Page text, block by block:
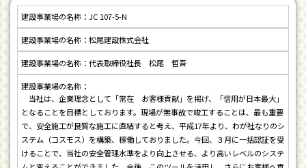
JC 107-5-N
松尾建設株式会社
代表取締役社長 松尾 哲吾
当社は、企業理念として「常在 お客様貢献」を掲げ、「信用が日本最大」
となることを目標としております。現場が無事故で竣工することは、最も重要
で、安全施工が良質な施工に直結すると考え、平成17年より、わが社なりのシ
ステム（コスモス）を構築、稼働しておりました。今回、３月に一括認証を受
けることで、当社の安全管理水準をより向上させる、より高いレベルのシステ